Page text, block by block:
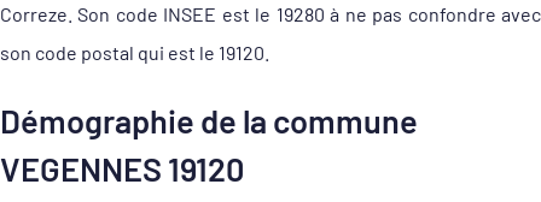
Correze. Son code INSEE est le 19280 à ne pas confondre avec
son code postal qui est le 19120.
Démographie de la commune
VEGENNES 19120